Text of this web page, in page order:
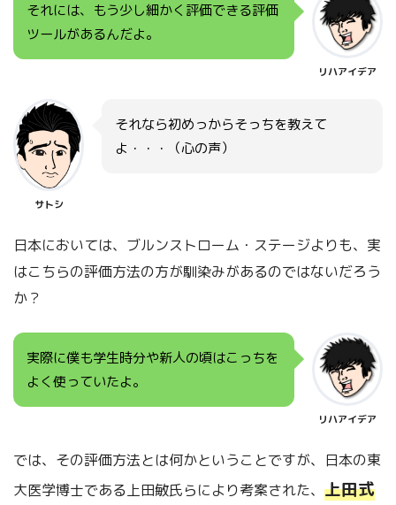
それには、もう少し細かく評価できる評価
ツールがあるんだよ。
リハアイデア
サトシ
それなら初めっからそっちを教えて
よ・・・（心の声）
日本においては、ブルンストローム・ステージよりも、実
はこちらの評価方法の方が馴染みがあるのではないだろう
か？
実際に僕も学生時分や新人の頃はこっちを
よく使っていたよ。
リハアイデア
では、その評価方法とは何かということですが、日本の東
大医学博士である上田敏氏らにより考案された、 上田式